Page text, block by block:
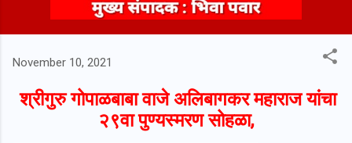
November 10, 2021
श्रीगुरु गोपाळबाबा वाजे अलिबागकर महाराज यांचा
२९वा पुण्यस्मरण सोहळा,